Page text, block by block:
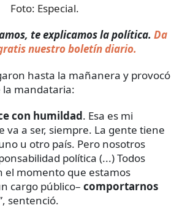
Foto: Especial.
te explicamos la política. Da
nuestro boletín diario.
hasta la mañanera y provocó
la mandataria:
con humildad. Esa es mi
va a ser, siempre. La gente tiene
u otro país. Pero nosotros
política (...) Todos
el momento que estamos
cargo público– comportarnos
sentenció.